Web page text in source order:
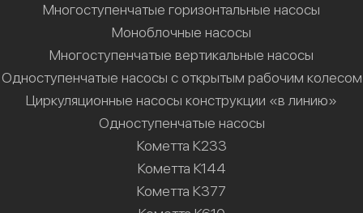
Многоступенчатые горизонтальные насосы
Моноблочные насосы
Многоступенчатые вертикальные насосы
Одноступенчатые насосы с открытым рабочим колесом
Циркуляционные насосы конструкции «в линию»
Одноступенчатые насосы
Кометта К233
Кометта К144
Кометта К377